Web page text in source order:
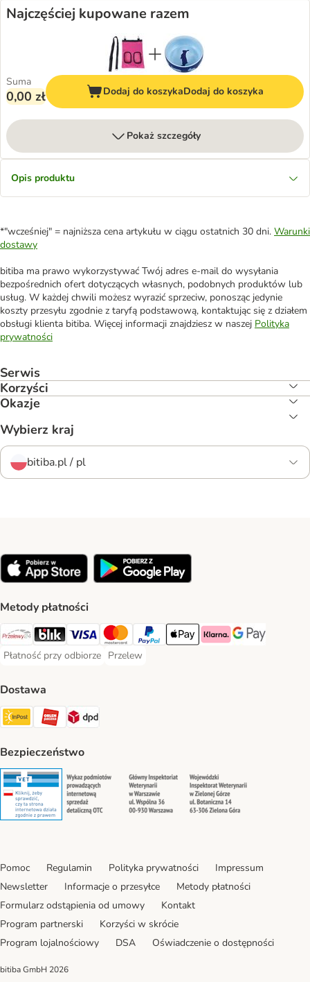
Najczęściej kupowane razem
Suma
0,00 zł Dodaj do koszykaDodaj do koszyka
Pokaż szczegóły
Opis produktu
*"wcześniej" = najniższa cena artykułu w ciągu ostatnich 30 dni. Warunki
dostawy
bitiba ma prawo wykorzystywać Twój adres e-mail do wysyłania
bezpośrednich ofert dotyczących własnych, podobnych produktów lub
usług. W każdej chwili możesz wyrazić sprzeciw, ponosząc jedynie
koszty przesyłu zgodnie z taryfą podstawową, kontaktując się z działem
obsługi klienta bitiba. Więcej informacji znajdziesz w naszej Polityka
prywatności
Serwis
Korzyści
Okazje
Wybierz kraj
bitiba.pl / pl
Metody płatności
Przelewy24 Payment Method
Blik Payment Method
VISA Payment Method
MasterCard Payment Method
PayPal Payment Method
Apple Pay Payment Method
Klarna Payment Method
Google Pay
Płatność przy odbiorze
Płatność przy odbiorze Payment Method
Przelew
Przelew Payment Method
Dostawa
InPost Shipping Method
ORLEN Paczka. Shipping Method
DPD Shipping Method
Bezpieczeństwo
Security Security Security
Pomoc Regulamin Polityka prywatności
Impressum
Newsletter
Informacje o przesyłce
Metody płatności
Formularz odstąpienia od umowy
Kontakt
Program partnerski
Korzyści w skrócie
Program lojalnościowy
DSA Oświadczenie o dostępności
bitiba GmbH 2026